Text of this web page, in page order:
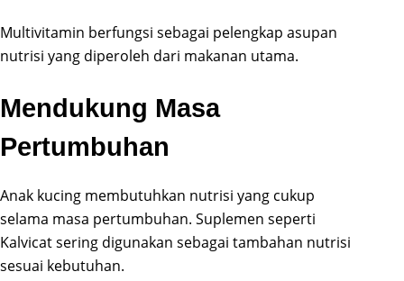
Multivitamin berfungsi sebagai pelengkap asupan
nutrisi yang diperoleh dari makanan utama.
Mendukung Masa
Pertumbuhan
Anak kucing membutuhkan nutrisi yang cukup
selama masa pertumbuhan. Suplemen seperti
Kalvicat sering digunakan sebagai tambahan nutrisi
sesuai kebutuhan.